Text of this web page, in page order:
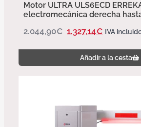
Motor ULTRA ULS6ECD ERREKA – Barrera
electromecánica derecha
2.044,90€ 1.327,14€ IVA
Añadir a la cesta